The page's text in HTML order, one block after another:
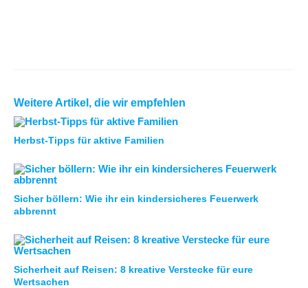
Weitere Artikel, die wir empfehlen
Herbst-Tipps für aktive Familien
Sicher böllern: Wie ihr ein kindersicheres Feuerwerk
abbrennt
Sicherheit auf Reisen: 8 kreative Verstecke für eure
Wertsachen